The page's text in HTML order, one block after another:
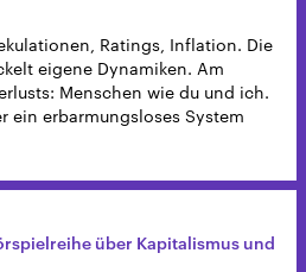
Ratings, Inflation. Die
eigene Dynamiken. Am
Menschen wie du und ich.
ein erbarmungsloses System
über Kapitalismus und